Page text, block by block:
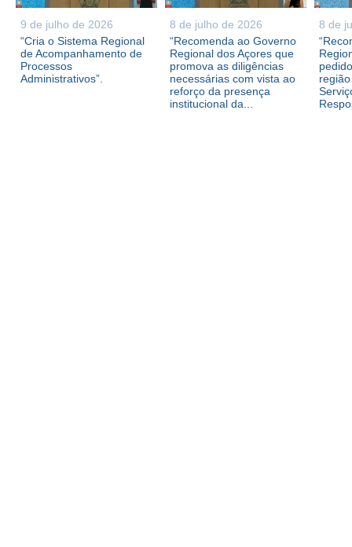
9 de julho de 2026
“Cria o Sistema Regional
de Acompanhamento de
Processos
Administrativos”.
8 de julho de 2026
“Recomenda ao Governo
Regional dos Açores que
promova as diligências
necessárias com vista ao
reforço da presença
institucional da...
8 de